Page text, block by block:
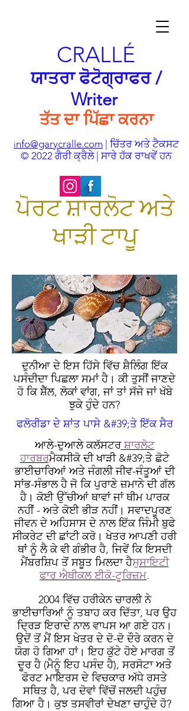
CRALLÉ
ਯਾਤਰਾ ਫੋਟੋਗ੍ਰਾਫਰ /
Writer
ਤੱਤ ਦਾ ਪਿੱਛਾ ਕਰਨਾ
info@garycralle.com | ਚਿੱਤਰ ਅਤੇ ਟੈਕਸਟ
© 2022 ਗੈਰੀ ਕ੍ਰੈਲੇ | ਸਾਰੇ ਹੱਕ ਰਾਖਵੇਂ ਹਨ
ਪੋਰਟ ਸ਼ਾਰਲੋਟ ਅਤੇ
ਖਾੜੀ ਟਾਪੂ
ਦੁਨੀਆ ਦੇ ਇਸ ਹਿੱਸੇ ਵਿੱਚ ਸ਼ੈਲਿੰਗ ਇੱਕ
ਪਸੰਦੀਦਾ ਪਿਛਲਾ ਸਮਾਂ ਹੈ। ਕੀ ਤੁਸੀਂ ਜਾਣਦੇ
ਹੋ ਕਿ ਸ਼ੈੱਲ, ਲੋਕਾਂ ਵਾਂਗ, ਜਾਂ ਤਾਂ ਸੱਜੇ ਜਾਂ ਖੱਬੇ
ਝੁਕੇ ਹੁੰਦੇ ਹਨ?
ਫਲੋਰੀਡਾ ਦੇ ਸ਼ਾਂਤ ਪਾਸੇ &#39;ਤੇ ਇੱਕ ਸੈਰ
ਆਲੇ-ਦੁਆਲੇ ਕਲੱਸਟਰ ਸ਼ਾਰਲੋਟ
ਹਾਰਬਰਮੈਕਸੀਕੋ ਦੀ ਖਾੜੀ &#39;ਤੇ ਛੋਟੇ
ਭਾਈਚਾਰਿਆਂ ਅਤੇ ਜੰਗਲੀ ਜੀਵ-ਜੰਤੂਆਂ ਦੀ
ਸਾਂਭ-ਸੰਭਾਲ ਹੈ ਜੋ ਕਿ ਪੁਰਾਣੇ ਜ਼ਮਾਨੇ ਦੀ ਗੱਲ
ਹੈ। ਕੋਈ ਉੱਚੀਆਂ ਥਾਵਾਂ ਜਾਂ ਥੀਮ ਪਾਰਕ
ਨਹੀਂ - ਅਤੇ ਕੋਈ ਭੀੜ ਨਹੀਂ। ਸਵਾਦਪੂਰਣ
ਜੀਵਨ ਦੇ ਅਹਿਸਾਸ ਦੇ ਨਾਲ ਇੱਕ ਜਿੰਮੀ ਬੁਫੇ
ਸੀਕਰੇਟ ਦੀ ਛਾਂਟੀ ਕਰੋ। ਖੇਤਰ ਆਪਣੀ ਹਰੀ
ਥਾਂ ਨੂੰ ਲੈ ਕੇ ਵੀ ਗੰਭੀਰ ਹੈ, ਜਿਵੇਂ ਕਿ ਇਸਦੀ
ਮੈਂਬਰਸ਼ਿਪ ਤੋਂ ਸਬੂਤ ਮਿਲਦਾ ਹੈਸੁਸਾਇਟੀ
ਫਾਰ ਐਥੀਕਲ ਈਕੋ-ਟੂਰਿਜ਼ਮ.
2004 ਵਿੱਚ ਹਰੀਕੇਨ ਚਾਰਲੀ ਨੇ
ਭਾਈਚਾਰਿਆਂ ਨੂੰ ਤਬਾਹ ਕਰ ਦਿੱਤਾ, ਪਰ ਉਹ
ਦ੍ਰਿੜ ਇਰਾਦੇ ਨਾਲ ਵਾਪਸ ਆ ਗਏ ਹਨ।
ਉਦੋਂ ਤੋਂ ਮੈਂ ਇਸ ਖੇਤਰ ਦੇ ਦੋ-ਦੋ ਦੌਰੇ ਕਰਨ ਦੇ
ਯੋਗ ਹੋ ਗਿਆ ਹਾਂ। ਇਹ ਕੁੱਟੇ ਹੋਏ ਮਾਰਗ ਤੋਂ
ਦੂਰ ਹੈ (ਮੈਨੂੰ ਇਹ ਪਸੰਦ ਹੈ), ਸਰਸੋਟਾ ਅਤੇ
ਫੋਰਟ ਮਾਇਰਸ ਦੇ ਵਿਚਕਾਰ ਅੱਧੇ ਰਸਤੇ
ਸਥਿਤ ਹੈ, ਪਰ ਦੋਵਾਂ ਵਿੱਚੋਂ ਜਲਦੀ ਪਹੁੰਚ
ਗਿਆ ਹੈ। ਕੁਝ ਤਸਵੀਰਾਂ ਦੇਖਣਾ ਚਾਹੁੰਦੇ ਹੋ?